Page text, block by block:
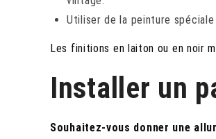
Utiliser de la peinture
Les finitions en laiton ou en noir
Installer un
Souhaitez-vous donner une